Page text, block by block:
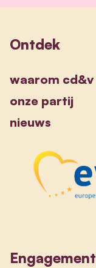
Ontdek
waarom cd&v
onze partij
nieuws
Engagement